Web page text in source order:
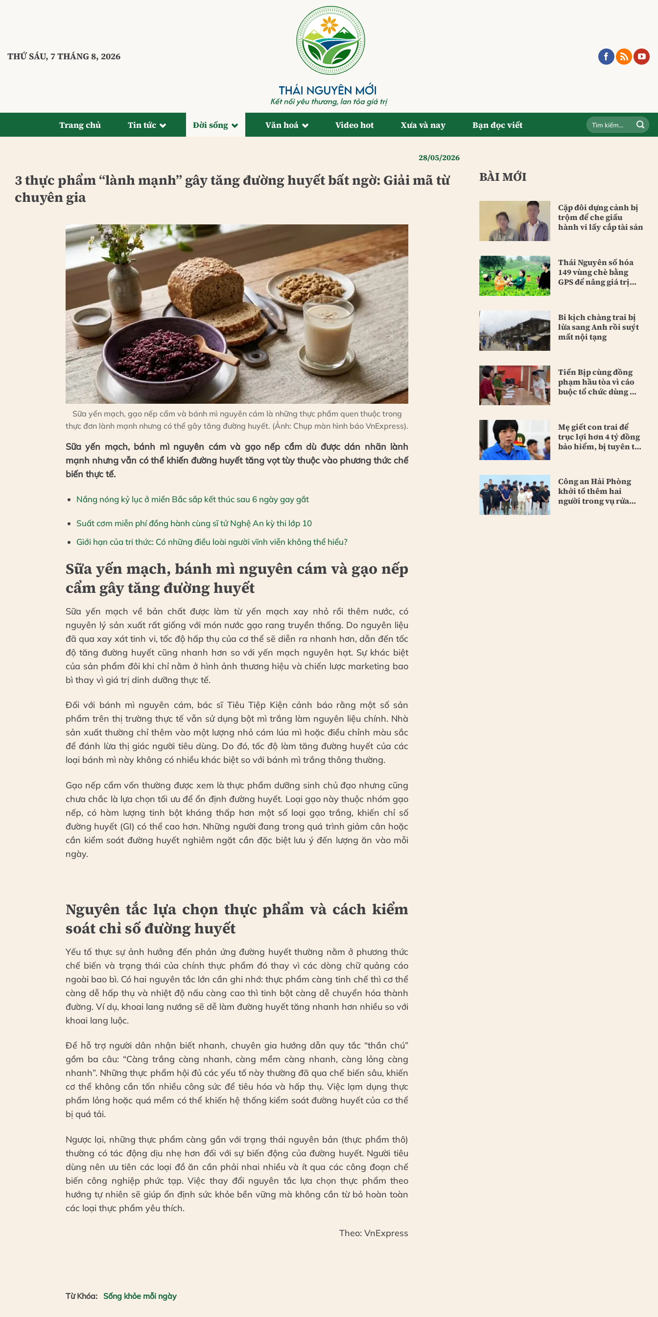
THỨ SÁU, 7 THÁNG 8, 2026
Trang chủ Tin tức Đời sống Văn hoá Video hot Xưa và nay Bạn đọc viết
28/05/2026
3 thực phẩm “lành mạnh” gây tăng đường huyết bất ngờ: Giải mã từ
chuyên gia
Sữa yến mạch, gạo nếp cẩm và bánh mì nguyên cám là những thực phẩm quen thuộc trong
thực đơn lành mạnh nhưng có thể gây tăng đường huyết. (Ảnh: Chụp màn hình báo VnExpress).
Sữa yến mạch, bánh mì nguyên cám và gạo nếp cẩm dù được dán nhãn lành
mạnh nhưng vẫn có thể khiến đường huyết tăng vọt tùy thuộc vào phương thức chế
biến thực tế.
Nắng nóng kỷ lục ở miền Bắc sắp kết thúc sau 6 ngày gay gắt
Suất cơm miễn phí đồng hành cùng sĩ tử Nghệ An kỳ thi lớp 10
Giới hạn của tri thức: Có những điều loài người vĩnh viễn không thể hiểu?
Sữa yến mạch, bánh mì nguyên cám và gạo nếp
cẩm gây tăng đường huyết
Sữa yến mạch về bản chất được làm từ yến mạch xay nhỏ rồi thêm nước, có
nguyên lý sản xuất rất giống với món nước gạo rang truyền thống. Do nguyên liệu
đã qua xay xát tinh vi, tốc độ hấp thụ của cơ thể sẽ diễn ra nhanh hơn, dẫn đến tốc
độ tăng đường huyết cũng nhanh hơn so với yến mạch nguyên hạt. Sự khác biệt
của sản phẩm đôi khi chỉ nằm ở hình ảnh thương hiệu và chiến lược marketing bao
bì thay vì giá trị dinh dưỡng thực tế.
Đối với bánh mì nguyên cám, bác sĩ Tiêu Tiệp Kiện cảnh báo rằng một số sản
phẩm trên thị trường thực tế vẫn sử dụng bột mì trắng làm nguyên liệu chính. Nhà
sản xuất thường chỉ thêm vào một lượng nhỏ cám lúa mì hoặc điều chỉnh màu sắc
để đánh lừa thị giác người tiêu dùng. Do đó, tốc độ làm tăng đường huyết của các
loại bánh mì này không có nhiều khác biệt so với bánh mì trắng thông thường.
Gạo nếp cẩm vốn thường được xem là thực phẩm dưỡng sinh chủ đạo nhưng cũng
chưa chắc là lựa chọn tối ưu để ổn định đường huyết. Loại gạo này thuộc nhóm gạo
nếp, có hàm lượng tinh bột kháng thấp hơn một số loại gạo trắng, khiến chỉ số
đường huyết (GI) có thể cao hơn. Những người đang trong quá trình giảm cân hoặc
cần kiểm soát đường huyết nghiêm ngặt cần đặc biệt lưu ý đến lượng ăn vào mỗi
ngày.
Nguyên tắc lựa chọn thực phẩm và cách kiểm
soát chỉ số đường huyết
Yếu tố thực sự ảnh hưởng đến phản ứng đường huyết thường nằm ở phương thức
chế biến và trạng thái của chính thực phẩm đó thay vì các dòng chữ quảng cáo
ngoài bao bì. Có hai nguyên tắc lớn cần ghi nhớ: thực phẩm càng tinh chế thì cơ thể
càng dễ hấp thụ và nhiệt độ nấu càng cao thì tinh bột càng dễ chuyển hóa thành
đường. Ví dụ, khoai lang nướng sẽ dễ làm đường huyết tăng nhanh hơn nhiều so với
khoai lang luộc.
Để hỗ trợ người dân nhận biết nhanh, chuyên gia hướng dẫn quy tắc “thần chú”
gồm ba câu: “Càng trắng càng nhanh, càng mềm càng nhanh, càng lỏng càng
nhanh”. Những thực phẩm hội đủ các yếu tố này thường đã qua chế biến sâu, khiến
cơ thể không cần tốn nhiều công sức để tiêu hóa và hấp thụ. Việc lạm dụng thực
phẩm lỏng hoặc quá mềm có thể khiến hệ thống kiểm soát đường huyết của cơ thể
bị quá tải.
Ngược lại, những thực phẩm càng gần với trạng thái nguyên bản (thực phẩm thô)
thường có tác động dịu nhẹ hơn đối với sự biến động của đường huyết. Người tiêu
dùng nên ưu tiên các loại đồ ăn cần phải nhai nhiều và ít qua các công đoạn chế
biến công nghiệp phức tạp. Việc thay đổi nguyên tắc lựa chọn thực phẩm theo
hướng tự nhiên sẽ giúp ổn định sức khỏe bền vững mà không cần từ bỏ hoàn toàn
các loại thực phẩm yêu thích.
Theo: VnExpress
Từ Khóa: Sống khỏe mỗi ngày
BÀI MỚI
Cặp đôi dựng cảnh bị
trộm để che giấu
hành vi lấy cắp tài sản
Thái Nguyên số hóa
149 vùng chè bằng
GPS để nâng giá trị
Bi kịch chàng trai bị
lừa sang Anh rồi suýt
mất nội tạng
Tiến Bịp cùng đồng
phạm hầu tòa vì cáo
buộc tổ chức dùng ma
Mẹ giết con trai để
trục lợi hơn 4 tỷ đồng
bảo hiểm, bị tuyên tù
Công an Hải Phòng
khởi tố thêm hai
người trong vụ rửa